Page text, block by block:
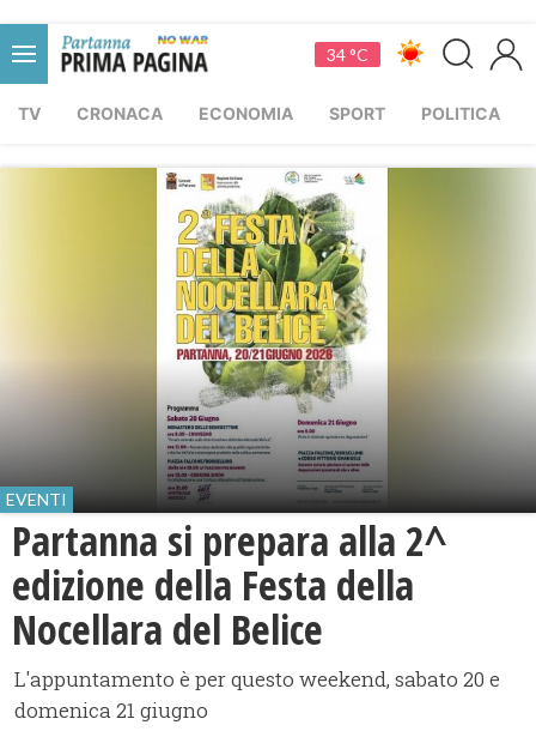
34 °C
TV CRONACA ECONOMIA SPORT POLITICA
EVENTI
Partanna si prepara alla 2^
edizione della Festa della
Nocellara del Belice
L'appuntamento è per questo weekend, sabato 20 e
domenica 21 giugno